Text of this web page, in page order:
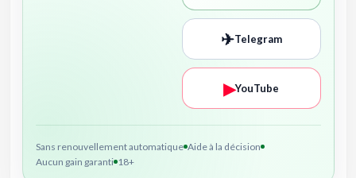
✈Telegram
▶YouTube
Sans renouvellement automatique Aide à la décision
Aucun gain garanti 18+